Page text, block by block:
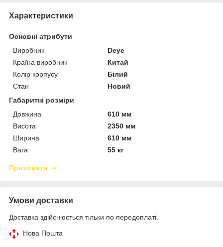
Характеристики
Основні атрибути
Виробник
Deye
Країна виробник
Китай
Колір корпусу
Білий
Стан
Новий
Габаритні розміри
Довжина
610 мм
Висота
2350 мм
Ширина
610 мм
Вага
55 кг
Приховати
Умови доставки
Доставка здійснюється тільки по передоплаті.
Нова Пошта